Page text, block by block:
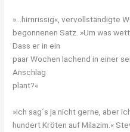
»…hirnrissig«, vervollständigte
begonnenen Satz. »Um was
Dass er in ein
paar Wochen lachend in einer
Anschlag
plant?«
»Ich sag´s ja nicht gerne, aber
hundert Kröten auf Milazim.«